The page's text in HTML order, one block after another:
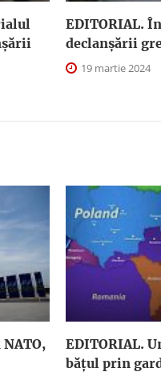
EDITORIAL.
declanşării
19 martie 2024
EDITORIAL.
băţul prin